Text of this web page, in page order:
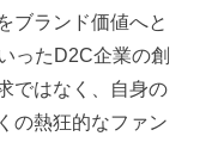
ブランド価値へと
ったD2C企業の創
ではなく、自身の
の熱狂的なファン